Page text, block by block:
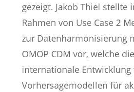
gezeigt. Jakob Thiel stellte
Rahmen von Use Case 2
zur Datenharmonisierung
OMOP CDM vor, welche die
internationale Entwicklung
Vorhersagemodellen für